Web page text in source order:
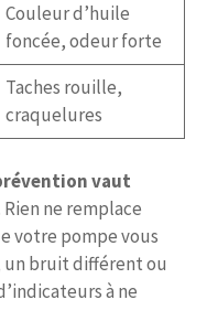
Couleur d’huile
foncée, odeur forte
Taches rouille,
craquelures
vaut
Rien ne remplace
votre pompe vous
bruit différent ou
à ne